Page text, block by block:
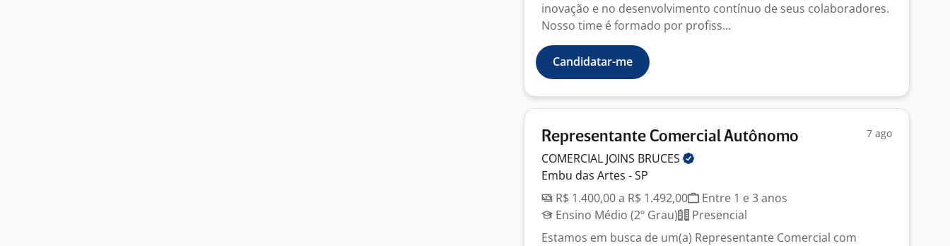
inovação e no desenvolvimento contínuo de seus colaboradores.
Nosso time é formado por profiss...
Candidatar-me
Representante Comercial Autônomo 7 ago
COMERCIAL JOINS BRUCES
Embu das Artes - SP
R$ 1.400,00 a R$ 1.492,00
Entre 1 e 3 anos
Ensino Médio (2º Grau)
Presencial
Estamos em busca de um(a) Representante Comercial com